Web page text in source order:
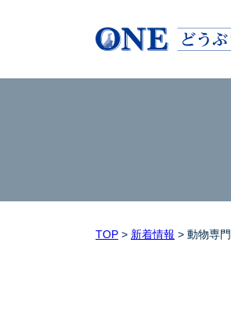
TOP > 新着情報 > 動物専